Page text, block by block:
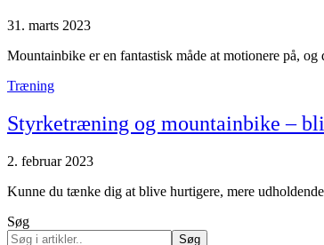
31. marts 2023
Mountainbike er en fantastisk måde at motionere på,
Træning
Styrketræning og mountainbike –
2. februar 2023
Kunne du tænke dig at blive hurtigere, mere
Søg
Søg